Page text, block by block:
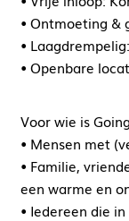
• Ontmoeting &
•
• Openbare
Voor wie is
• Mensen met
• Familie,
een warme en
• Iedereen die